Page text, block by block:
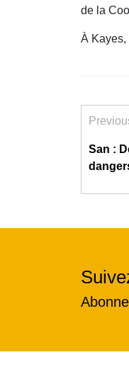
de la
À Kayes,
San :